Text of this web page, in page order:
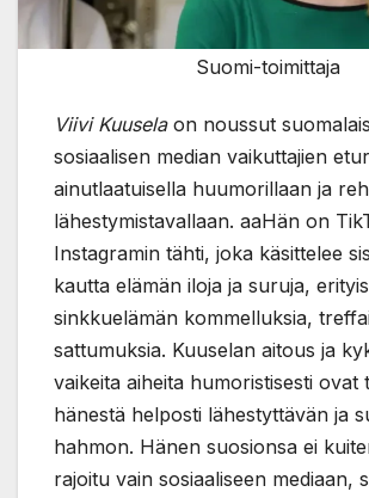
Suomi-toimittaja
Viivi Kuuselaon noussut
sosiaalisen median vaikuttajien
ainutlaatuisella huumorillaan ja
lähestymistavallaan. aaHän on
Instagramin tähti, joka käsittelee
kautta elämän iloja ja suruja,
sinkkuelämän kommelluksia,
sattumuksia. Kuuselan aitous ja
vaikeita aiheita humoristisesti ovat
hänestä helposti lähestyttävän ja
hahmon. Hänen suosionsa ei
rajoitu vain sosiaaliseen mediaan,